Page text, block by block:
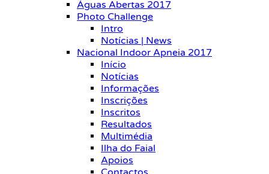
Águas Abertas 2017
Photo Challenge
Intro
Notícias | News
Nacional Indoor Apneia 2017
Início
Notícias
Informações
Inscrições
Inscritos
Resultados
Multimédia
Ilha do Faial
Apoios